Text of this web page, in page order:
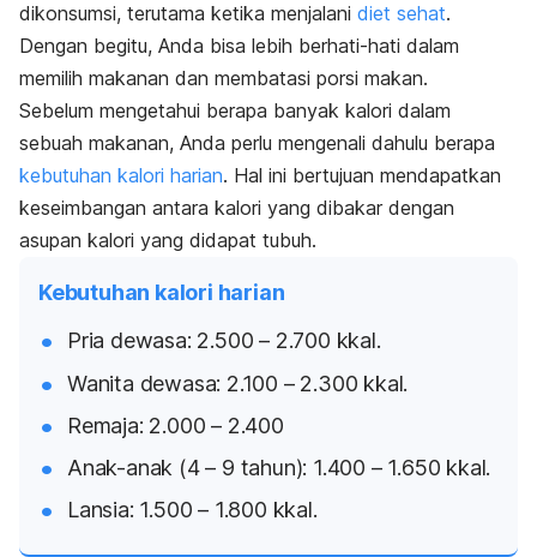
dikonsumsi, terutama ketika menjalani diet sehat.
Dengan begitu, Anda bisa lebih berhati-hati dalam
memilih makanan dan membatasi porsi makan.
Sebelum mengetahui berapa banyak kalori dalam
sebuah makanan, Anda perlu mengenali dahulu berapa
kebutuhan kalori harian. Hal ini bertujuan mendapatkan
keseimbangan antara kalori yang dibakar dengan
asupan kalori yang didapat tubuh.
Kebutuhan kalori harian
Pria dewasa: 2.500 – 2.700 kkal.
Wanita dewasa: 2.100 – 2.300 kkal.
Remaja: 2.000 – 2.400
Anak-anak (4 – 9 tahun): 1.400 – 1.650 kkal.
Lansia: 1.500 – 1.800 kkal.